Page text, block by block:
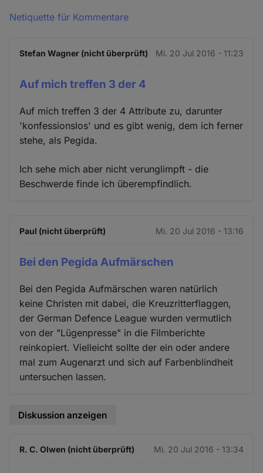
Netiquette für Kommentare
Stefan Wagner (nicht überprüft) Mi. 20 Jul 2016 - 11:23
Auf mich treffen 3 der 4
Auf mich treffen 3 der 4 Attribute zu, darunter
'konfessionslos' und es gibt wenig, dem ich ferner
stehe, als Pegida.
Ich sehe mich aber nicht verunglimpft - die
Beschwerde finde ich überempfindlich.
Paul (nicht überprüft) Mi. 20 Jul 2016 - 13:16
Bei den Pegida Aufmärschen
Bei den Pegida Aufmärschen waren natürlich
keine Christen mit dabei, die Kreuzritterflaggen,
der German Defence League wurden vermutlich
von der "Lügenpresse" in die Filmberichte
reinkopiert. Vielleicht sollte der ein oder andere
mal zum Augenarzt und sich auf Farbenblindheit
untersuchen lassen.
Diskussion anzeigen
R. C. Olwen (nicht überprüft) Mi. 20 Jul 2016 - 13:34